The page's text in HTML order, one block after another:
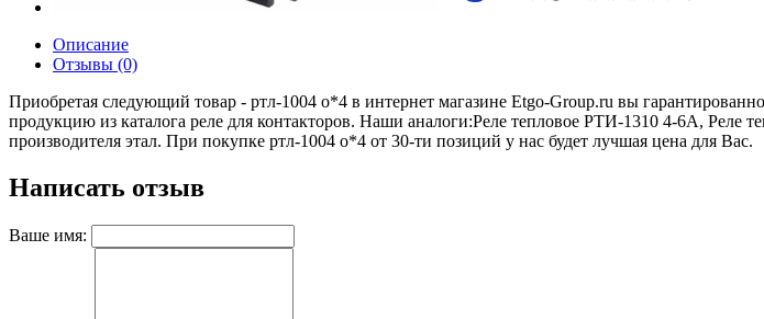
Описание
Отзывы (0)
Приобретая следующий товар - ртл-1004 о*4 в интернет магазине Etgo-Group.ru вы
продукцию из каталога реле для контакторов. Наши аналоги:Реле тепловое РТИ-1310 4-6А,
производителя этал. При покупке ртл-1004 о*4 от 30-ти позиций у нас будет лучшая цена для Вас.
Написать отзыв
Ваше имя: